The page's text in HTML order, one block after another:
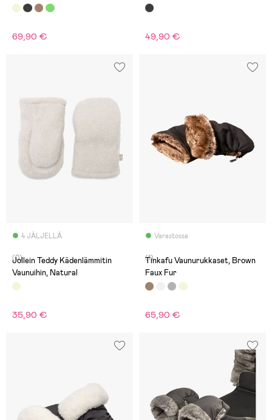
69,90 € 49,90 €
4 JÄLJELLÄ
(0)
Jollein Teddy Kädenlämmitin
Vaunuihin, Natural
35,90 €
Varastossa
(1)
Tinkafu Vaunurukkaset, Brown
Faux Fur
65,90 €